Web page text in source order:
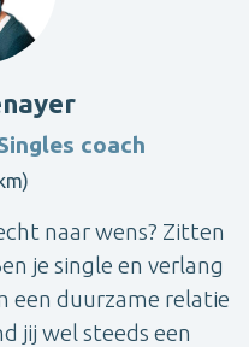
coach
naar wens? Zitten
je single en verlang
een duurzame relatie
jij wel steeds een